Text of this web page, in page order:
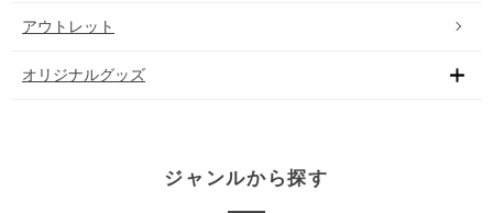
アウトレット
オリジナルグッズ
ジャンルから探す